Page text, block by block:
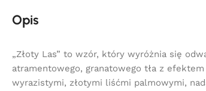
Opis
„Złoty Las” to wzór, który wyróżnia się
atramentowego, granatowego tła z
wyrazistymi, złotymi liśćmi palmowymi,